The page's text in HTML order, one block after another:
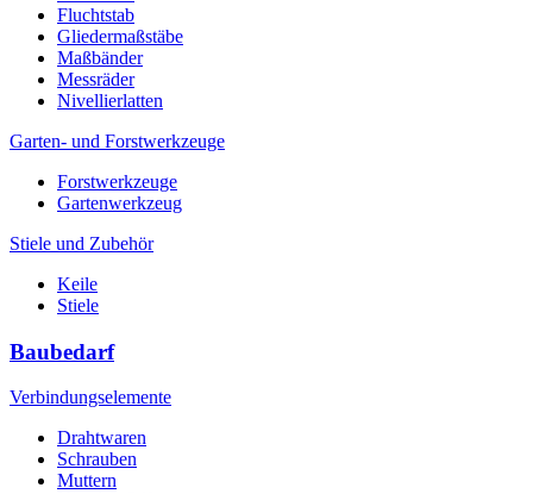
Fluchtstab
Gliedermaßstäbe
Maßbänder
Messräder
Nivellierlatten
Garten- und Forstwerkzeuge
Forstwerkzeuge
Gartenwerkzeug
Stiele und Zubehör
Keile
Stiele
Baubedarf
Verbindungselemente
Drahtwaren
Schrauben
Muttern